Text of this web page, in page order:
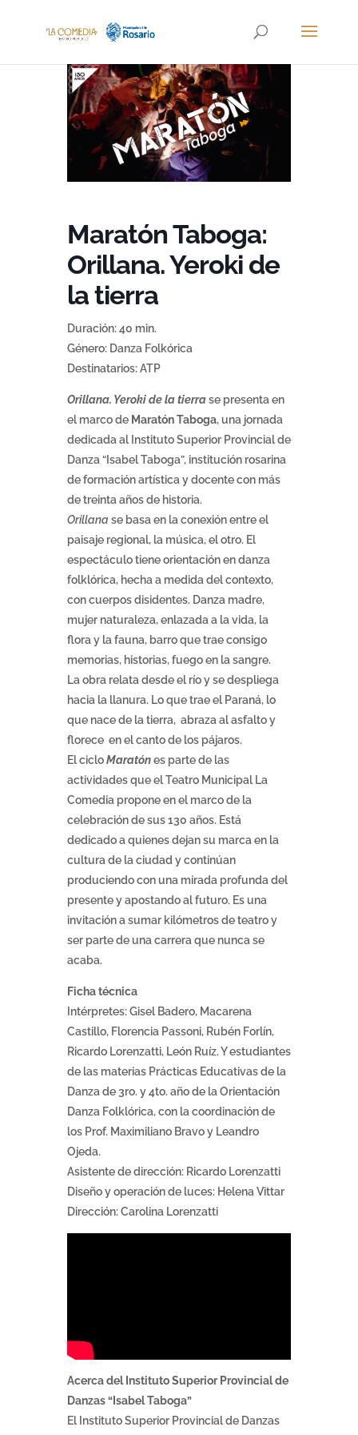
Maratón Taboga:
Orillana. Yeroki de
la tierra
Duración: 40 min.
Género: Danza Folkórica
Destinatarios: ATP
Orillana. Yeroki de la tierrase presenta en
el marco de Maratón Taboga, una jornada
dedicada al Instituto Superior Provincial de
Danza “Isabel Taboga”, institución rosarina
de formación artística y docente con más
de treinta años de historia.
Orillanase basa en la conexión entre el
paisaje regional, la música, el otro. El
espectáculo tiene orientación en danza
folklórica, hecha a medida del contexto,
con cuerpos disidentes. Danza madre,
mujer naturaleza, enlazada a la vida, la
flora y la fauna, barro que trae consigo
memorias, historias, fuego en la sangre.
La obra relata desde el río y se despliega
hacia la llanura. Lo que trae el Paraná, lo
que nace de la tierra, abraza al asfalto y
florece en el canto de los pájaros.
El cicloMaratónes parte de las
actividades que el Teatro Municipal La
Comedia propone en el marco de la
celebración de sus 130 años. Está
dedicado a quienes dejan su marca en la
cultura de la ciudad y continúan
produciendo con una mirada profunda del
presente y apostando al futuro. Es una
invitación a sumar kilómetros de teatro y
ser parte de una carrera que nunca se
acaba.
Ficha técnica
Intérpretes: Gisel Badero, Macarena
Castillo, Florencia Passoni, Rubén Forlín,
Ricardo Lorenzatti, León Ruíz. Y estudiantes
de las materias Prácticas Educativas de la
Danza de 3ro. y 4to. año de la Orientación
Danza Folklórica, con la coordinación de
los Prof. Maximiliano Bravo y Leandro
Ojeda.
Asistente de dirección: Ricardo Lorenzatti
Diseño y operación de luces: Helena Vittar
Dirección: Carolina Lorenzatti
Acerca delInstituto Superior Provincial de
Danzas “Isabel Taboga”
El Instituto Superior Provincial de Danzas